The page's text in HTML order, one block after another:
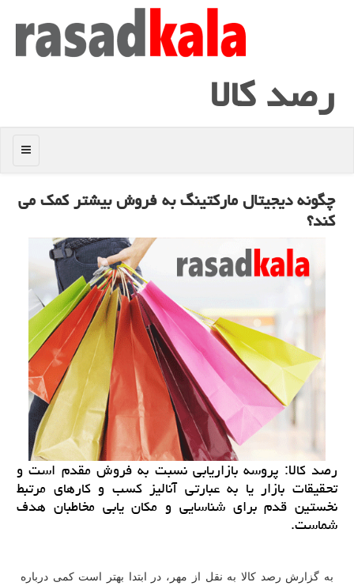
رصد كالا
منو
چگونه دیجیتال ماركتینگ به فروش بیشتر كمك می
كند؟
رصد کالا: پروسه بازاریابی نسبت به فروش مقدم است و
تحقیقات بازار یا به عبارتی آنالیز کسب و کارهای مرتبط
نخستین قدم برای شناسایی و مکان یابی مخاطبان هدف
شماست.
به گزارش رصد کالا به نقل از مهر، در ابتدا بهتر است کمی درباره